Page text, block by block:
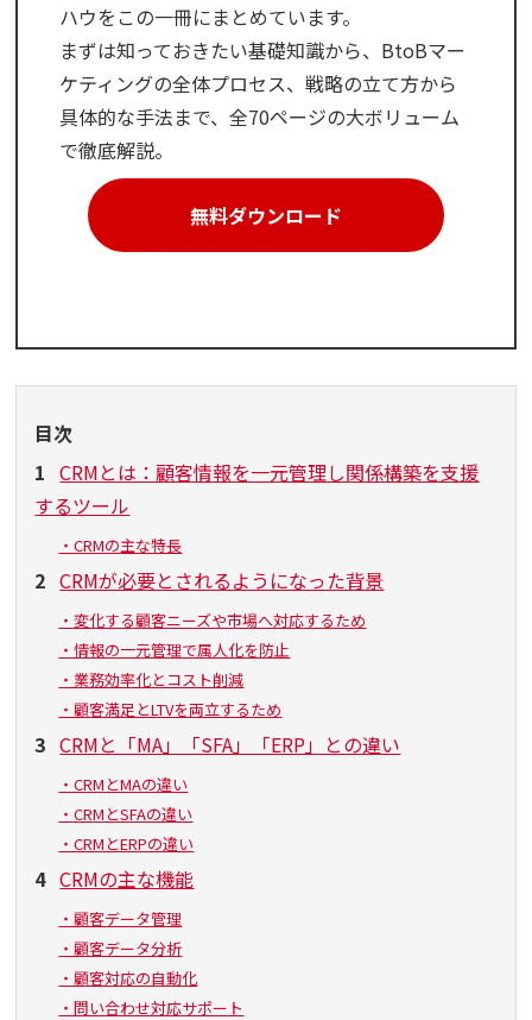
ハウをこの一冊にまとめています。
まずは知っておきたい基礎知識から、BtoBマー
ケティングの全体プロセス、戦略の立て方から
具体的な手法まで、全70ページの大ボリューム
で徹底解説。
無料ダウンロード
目次
1 CRMとは：顧客情報を一元管理し関係構築を支援
するツール
・CRMの主な特長
2 CRMが必要とされるようになった背景
・変化する顧客ニーズや市場へ対応するため
・情報の一元管理で属人化を防止
・業務効率化とコスト削減
・顧客満足とLTVを両立するため
3 CRMと「MA」「SFA」「ERP」との違い
・CRMとMAの違い
・CRMとSFAの違い
・CRMとERPの違い
4 CRMの主な機能
・顧客データ管理
・顧客データ分析
・顧客対応の自動化
・問い合わせ対応サポート